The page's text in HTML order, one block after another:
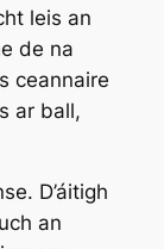
leis an
de na
ceannaire
ar ball,
D’áitigh
an